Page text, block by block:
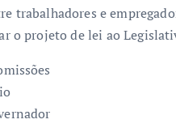
trabalhadores e
o projeto de lei ao